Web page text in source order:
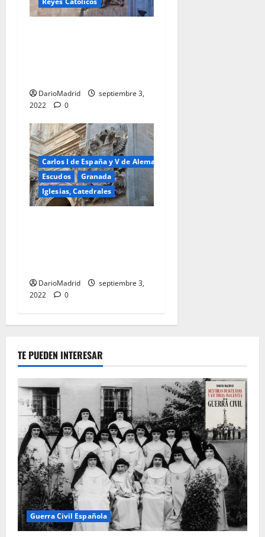
DarioMadrid
septiembre 3,
2022
0
Carlos I de España y V de Alemania
Escudos
Granada
Iglesias, Catedrales
DarioMadrid
septiembre 3,
2022
0
TE PUEDEN INTERESAR
Guerra Civil Española